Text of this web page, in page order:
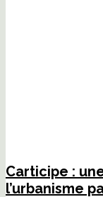
Carticipe :
l’urbanisme